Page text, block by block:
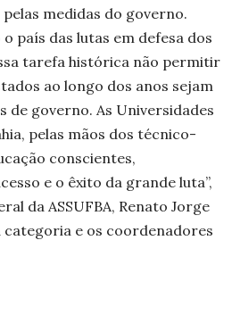
medidas do governo.
país das lutas em defesa dos
tarefa histórica não permitir
ao longo dos anos sejam
de governo. As Universidades
pelas mãos dos técnico-
conscientes,
e o êxito da grande luta”,
da ASSUFBA, Renato Jorge
categoria e os coordenadores